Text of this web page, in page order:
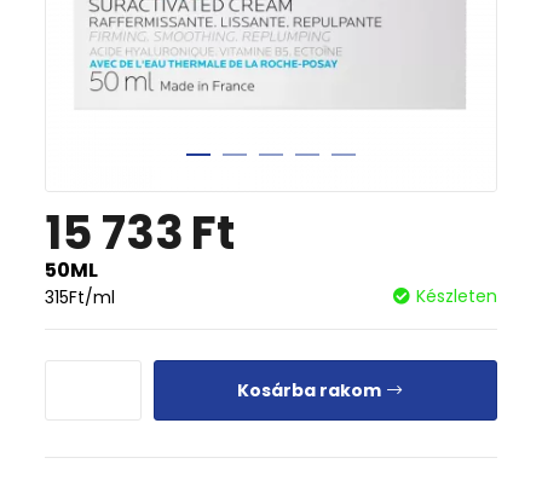
15 733Ft
50ML
315Ft/ml Készleten
Kosárba rakom